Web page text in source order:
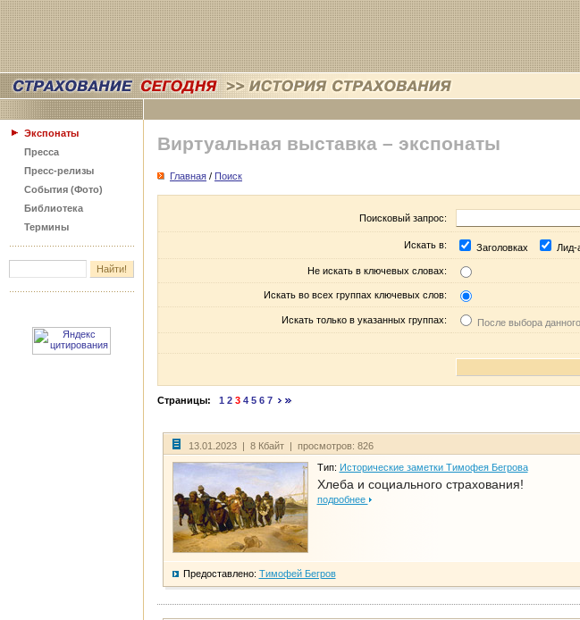
Экспонаты
Пресса
Пресс-релизы
События (Фото)
Библиотека
Термины
Виртуальная выставка – экспонаты
Главная / Поиск
Поисковый запрос:
Искать в: Заголовках Лид-
Не искать в ключевых словах:
Искать во всех группах ключевых слов:
Искать только в указанных группах: После выбора
Страницы: 1 2 3 4 5 6 7
13.01.2023 | 8 Кбайт | просмотров: 826
Тип: Исторические заметки Тимофея Бегрова
Хлеба и социального страхования!
подробнее
Предоставлено: Тимофей Бегров